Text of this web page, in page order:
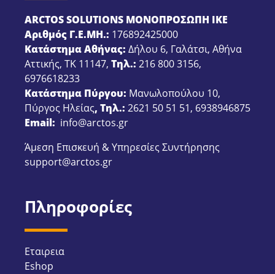
ARCTOS SOLUTIONS ΜΟΝΟΠΡΟΣΩΠΗ ΙΚΕ
Αριθμός Γ.Ε.ΜΗ.: 176892425000
Κατάστημα Αθήνας: Δήλου 6, Γαλάτσι, Αθήνα
Αττικής, ΤΚ 11147, Τηλ.: 216 800 3156,
6976618233
Κατάστημα Πύργου: Μανωλοπούλου 10,
Πύργος Ηλείας, Τηλ.: 2621 50 51 51, 6938946875
Email: info@arctos.gr
Άμεση Επισκευή & Υπηρεσίες Συντήρησης
support@arctos.gr
Πληροφορίες
Εταιρεια
Eshop